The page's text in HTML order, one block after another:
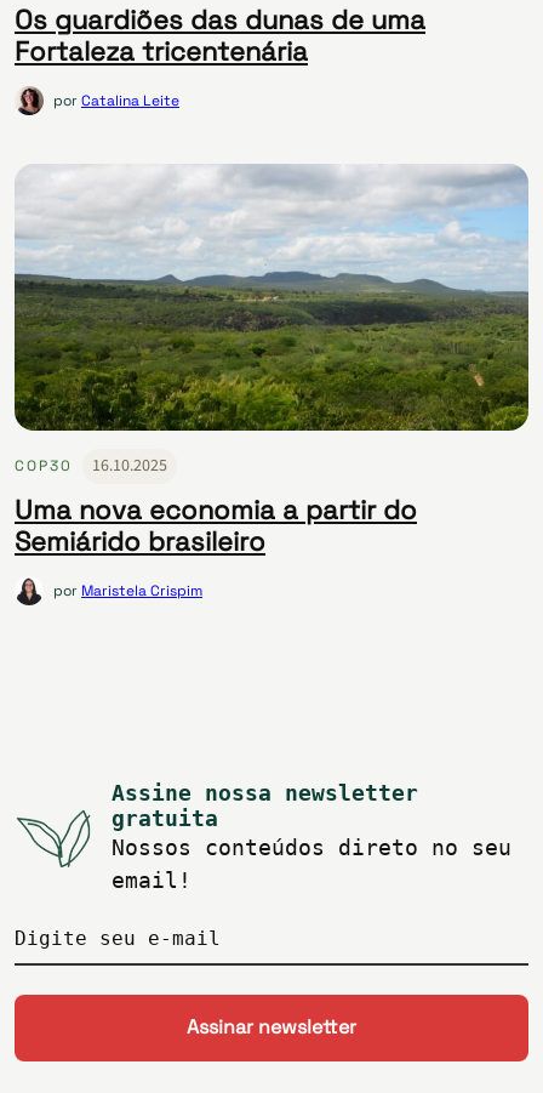
Os guardiões das dunas de uma
Fortaleza tricentenária
porCatalina Leite
COP30 16.10.2025
Uma nova economia a partir do
Semiárido brasileiro
por Maristela Crispim
Assine nossa newsletter
gratuita
Nossos conteúdos direto no seu
email!
Digite seu e-mail